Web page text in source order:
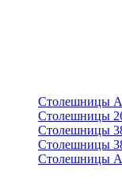
Столешницы
Столешницы
Столешницы
Столешницы
Столешницы